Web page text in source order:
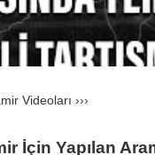
Videoları ›››
İçin Yapılan